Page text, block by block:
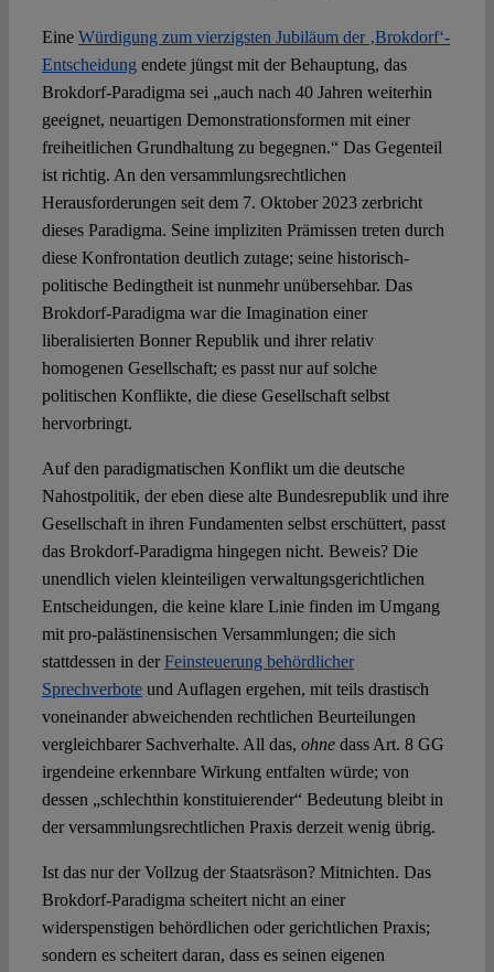
Eine Würdigung zum vierzigsten Jubiläum der ‚Brokdorf‘-
Entscheidung endete jüngst mit der Behauptung, das
Brokdorf-Paradigma sei „auch nach 40 Jahren weiterhin
geeignet, neuartigen Demonstrationsformen mit einer
freiheitlichen Grundhaltung zu begegnen.“ Das Gegenteil
ist richtig. An den versammlungsrechtlichen
Herausforderungen seit dem 7. Oktober 2023 zerbricht
dieses Paradigma. Seine impliziten Prämissen treten durch
diese Konfrontation deutlich zutage; seine historisch-
politische Bedingtheit ist nunmehr unübersehbar. Das
Brokdorf-Paradigma war die Imagination einer
liberalisierten Bonner Republik und ihrer relativ
homogenen Gesellschaft; es passt nur auf solche
politischen Konflikte, die diese Gesellschaft selbst
hervorbringt.
Auf den paradigmatischen Konflikt um die deutsche
Nahostpolitik, der eben diese alte Bundesrepublik und ihre
Gesellschaft in ihren Fundamenten selbst erschüttert, passt
das Brokdorf-Paradigma hingegen nicht. Beweis? Die
unendlich vielen kleinteiligen verwaltungsgerichtlichen
Entscheidungen, die keine klare Linie finden im Umgang
mit pro-palästinensischen Versammlungen; die sich
stattdessen in derFeinsteuerung behördlicher
Sprechverboteund Auflagen ergehen, mit teils drastisch
voneinander abweichenden rechtlichen Beurteilungen
vergleichbarer Sachverhalte. All das, ohne dass Art. 8 GG
irgendeine erkennbare Wirkung entfalten würde; von
dessen „schlechthin konstituierender“ Bedeutung bleibt in
der versammlungsrechtlichen Praxis derzeit wenig übrig.
Ist das nur der Vollzug der Staatsräson? Mitnichten. Das
Brokdorf-Paradigma scheitert nicht an einer
widerspenstigen behördlichen oder gerichtlichen Praxis;
sondern es scheitert daran, dass es seinen eigenen